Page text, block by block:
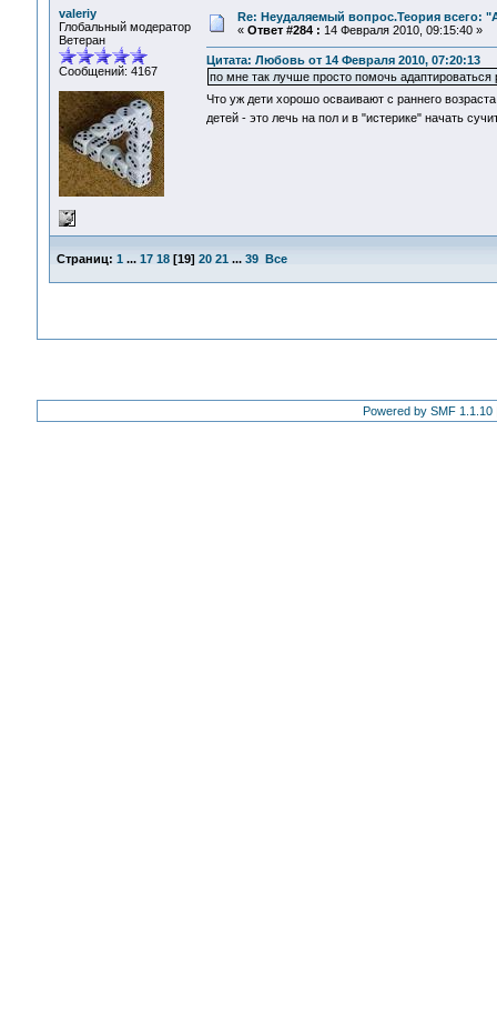
valeriy
Глобальный модератор
Ветеран
Сообщений: 4167
Re: Неудаляемый вопрос.Теория всего:
« Ответ #284 : 14 Февраля 2010, 09:15:40 »
Цитата: Любовь от 14 Февраля 2010, 07:20:13
по мне так лучше просто помочь
Что уж дети хорошо осваивают с раннего
детей - это лечь на пол и в "истерике" начать
Страниц: 1 ... 17 18[19] 20 21 ... 39 Все
Powered by SMF 1.1.10